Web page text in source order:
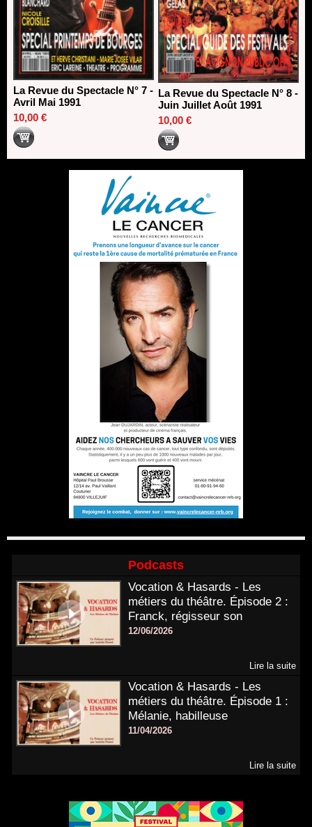
La Revue du Spectacle N° 7 -
Avril Mai 1991
10,00 €
La Revue du Spectacle N° 8 -
Juin Juillet Août 1991
10,00 €
Podcasts
Vocation & Hasards - Les
métiers du théâtre. Épisode 2 :
Franck, régisseur son
12/06/2026
Lire la suite
Vocation & Hasards - Les
métiers du théâtre. Épisode 1 :
Mélanie, habilleuse
11/04/2026
Lire la suite